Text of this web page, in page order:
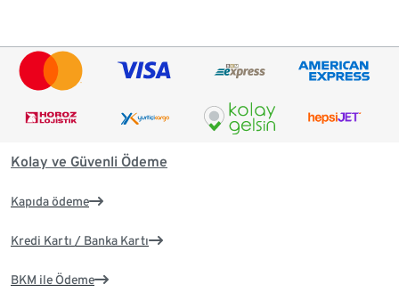
Kolay ve Güvenli Ödeme
Kapıda ödeme
Kredi Kartı / Banka Kartı
BKM ile Ödeme